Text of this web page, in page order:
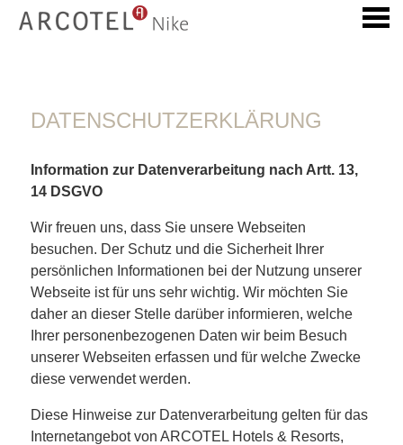
DATENSCHUTZERKLÄRUNG
Information zur Datenverarbeitung nach Artt. 13,
14 DSGVO
Wir freuen uns, dass Sie unsere Webseiten
besuchen. Der Schutz und die Sicherheit Ihrer
persönlichen Informationen bei der Nutzung unserer
Webseite ist für uns sehr wichtig. Wir möchten Sie
daher an dieser Stelle darüber informieren, welche
Ihrer personenbezogenen Daten wir beim Besuch
unserer Webseiten erfassen und für welche Zwecke
diese verwendet werden.
Diese Hinweise zur Datenverarbeitung gelten für das
Internetangebot von ARCOTEL Hotels & Resorts,